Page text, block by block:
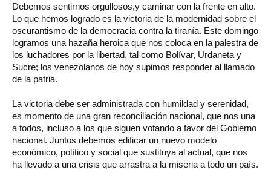
Debemos sentirnos orgullosos,y caminar con la frente en alto.
Lo que hemos logrado es la victoria de la modernidad sobre el
oscurantismo de la democracia contra la tiranía. Este domingo
logramos una hazaña heroica que nos coloca en la palestra de
los luchadores por la libertad, tal como Bolívar, Urdaneta y
Sucre; los venezolanos de hoy supimos responder al llamado
de la patria.
La victoria debe ser administrada con humildad y serenidad,
es momento de una gran reconciliación nacional, que nos una
a todos, incluso a los que siguen votando a favor del Gobierno
nacional. Juntos debemos edificar un nuevo modelo
económico, político y social que sustituya al actual, que nos
ha llevado a una crisis que arrastra a la miseria a todo un país.